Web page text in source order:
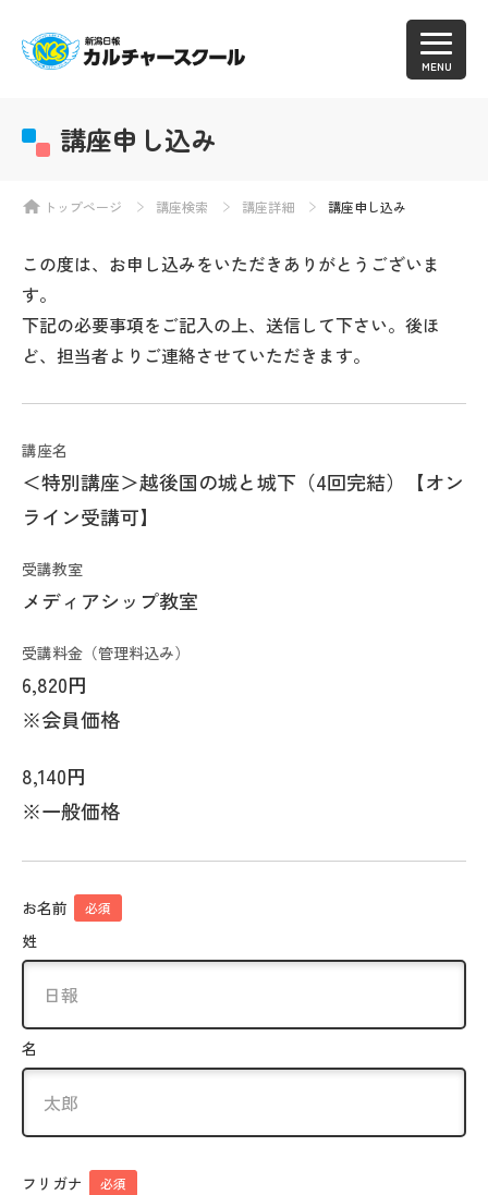
MENU
講座申し込み
トップページ 講座検索 講座詳細 講座申し込み
この度は、お申し込みをいただきありがとうございま
す。
下記の必要事項をご記入の上、送信して下さい。後ほ
ど、担当者よりご連絡させていただきます。
講座名
＜特別講座＞越後国の城と城下（4回完結）【オン
ライン受講可】
受講教室
メディアシップ教室
受講料金（管理料込み）
6,820円
※会員価格
8,140円
※一般価格
お名前 必須
姓
名
フリガナ 必須